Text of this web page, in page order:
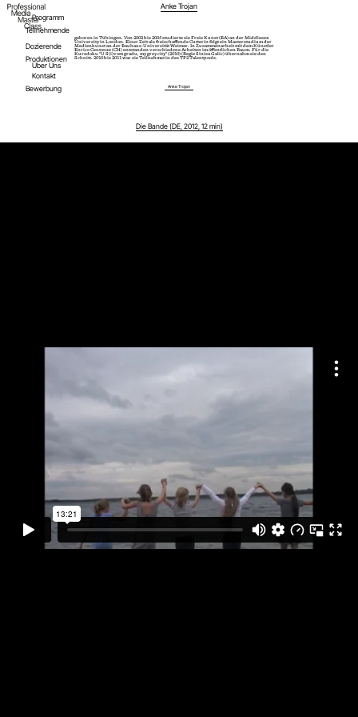
Anke Trojan
Programm
Teilnehmende
Dozierende
Produktionen
Über Uns
Kontakt
Bewerbung
geboren in Tübingen. Von 2002 bis 2005 studierte sie Freie Kunst (BA) an der Middlesex
University in London. Einer Zeit als freischaffende Cutterin folgt ein Masterstudium der
Medienkunst an der Bauhaus-Universität Weimar. In Zusammenarbeit mit dem Künstler
Enrico Centonze (CH) entstanden verschiedene Arbeiten im öffentlichen Raum. Für die
Kurzdoku "U S(i)vom gradu, my grey city" (2010) (Regie Sinisa Galic) übernahm sie den
Schnitt. 2010 bis 2011 war sie Teilnehmerin des TP2 Talentpools.
Anke Trojan
Die Bande (DE, 2012, 12 min)